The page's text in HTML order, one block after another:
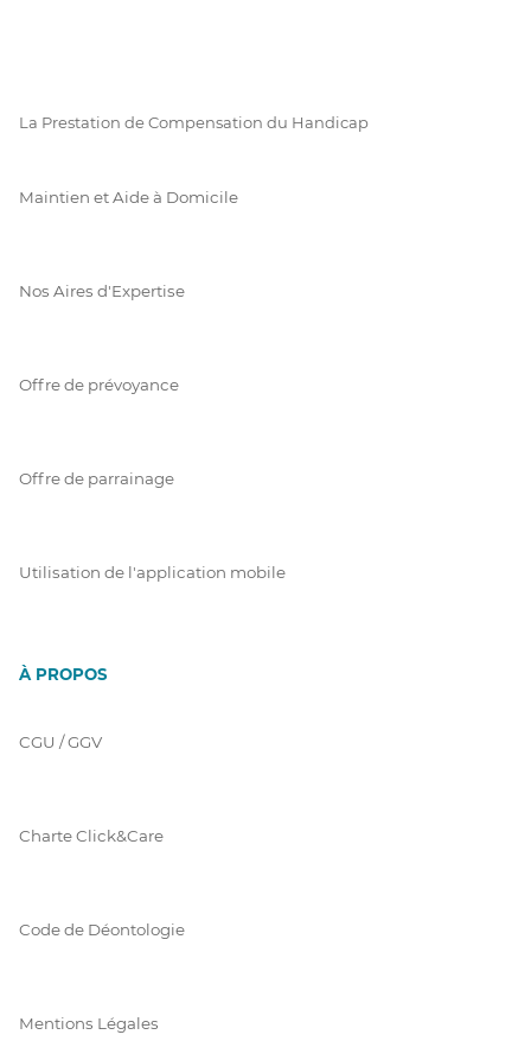
La Prestation de Compensation du Handicap
Maintien et Aide à Domicile
Nos Aires d'Expertise
Offre de prévoyance
Offre de parrainage
Utilisation de l'application mobile
À PROPOS
CGU / GGV
Charte Click&Care
Code de Déontologie
Mentions Légales